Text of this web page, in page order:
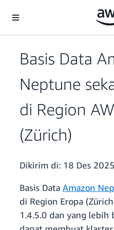
Basis Data
Neptune
di Region
(Zürich)
Dikirim di: 18 Des 2025
Basis Data Amazon
di Region Eropa
1.4.5.0 dan yang lebih